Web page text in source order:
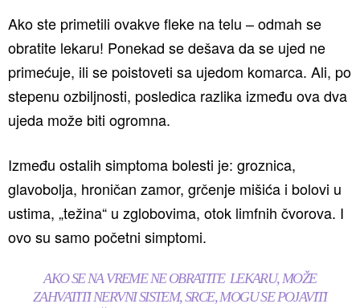
Ako ste primetili ovakve fleke na telu – odmah se
obratite lekaru! Ponekad se dešava da se ujed ne
primećuje, ili se poistoveti sa ujedom komarca. Ali, po
stepenu ozbiljnosti, posledica razlika između ova dva
ujeda može biti ogromna.
Između ostalih simptoma bolesti je: groznica,
glavobolja, hroničan zamor, grčenje mišića i bolovi u
ustima, „težina“ u zglobovima, otok limfnih čvorova. I
ovo su samo početni simptomi.
AKO SE NA VREME NE OBRATITE LEKARU, MOŽE
ZAHVATITI NERVNI SISTEM, SRCE, MOGU SE POJAVITI